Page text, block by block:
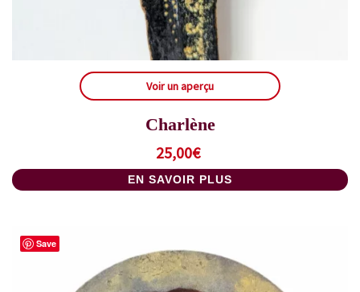
Voir un aperçu
Charlène
25,00€
EN SAVOIR PLUS
Save